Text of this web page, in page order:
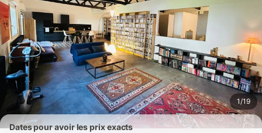
1/19
Dates pour avoir les prix exacts